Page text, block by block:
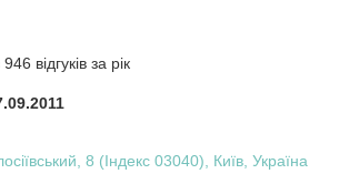
відгуків за рік
8 (Індекс 03040), Київ, Україна